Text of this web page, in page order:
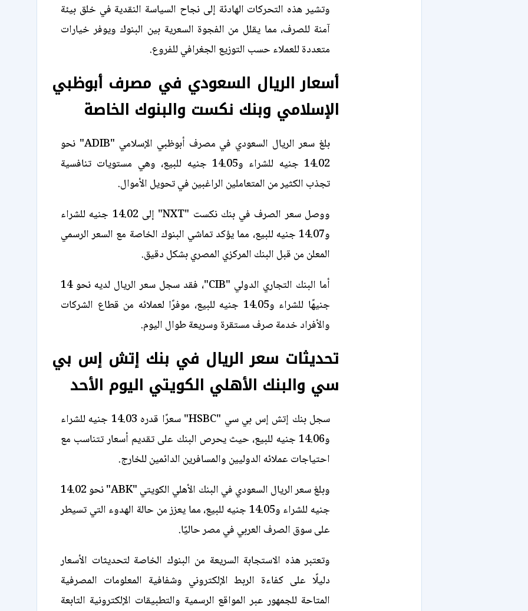
وتشير هذه التحركات الهادئة إلى نجاح السياسة النقدية في خلق بيئة
آمنة للصرف، مما يقلل من الفجوة السعرية بين البنوك ويوفر خيارات
متعددة للعملاء حسب التوزيع الجغرافي للفروع.
أسعار الريال السعودي في مصرف أبوظبي
الإسلامي وبنك نكست والبنوك الخاصة
بلغ سعر الريال السعودي في مصرف أبوظبي الإسلامي "ADIB" نحو
14.02 جنيه للشراء و14.05 جنيه للبيع، وهي مستويات تنافسية
تجذب الكثير من المتعاملين الراغبين في تحويل الأموال.
ووصل سعر الصرف في بنك نكست "NXT" إلى 14.02 جنيه للشراء
و14.07 جنيه للبيع، مما يؤكد تماشي البنوك الخاصة مع السعر الرسمي
المعلن من قبل البنك المركزي المصري بشكل دقيق.
أما البنك التجاري الدولي "CIB"، فقد سجل سعر الريال لديه نحو 14
جنيهًا للشراء و14.05 جنيه للبيع، موفرًا لعملائه من قطاع الشركات
والأفراد خدمة صرف مستقرة وسريعة طوال اليوم.
تحديثات سعر الريال في بنك إتش إس بي
سي والبنك الأهلي الكويتي اليوم الأحد
سجل بنك إتش إس بي سي "HSBC" سعرًا قدره 14.03 جنيه للشراء
و14.06 جنيه للبيع، حيث يحرص البنك على تقديم أسعار تتناسب مع
احتياجات عملائه الدوليين والمسافرين الدائمين للخارج.
وبلغ سعر الريال السعودي في البنك الأهلي الكويتي "ABK" نحو 14.02
جنيه للشراء و14.05 جنيه للبيع، مما يعزز من حالة الهدوء التي تسيطر
على سوق الصرف العربي في مصر حاليًا.
وتعتبر هذه الاستجابة السريعة من البنوك الخاصة لتحديثات الأسعار
دليلًا على كفاءة الربط الإلكتروني وشفافية المعلومات المصرفية
المتاحة للجمهور عبر المواقع الرسمية والتطبيقات الإلكترونية التابعة